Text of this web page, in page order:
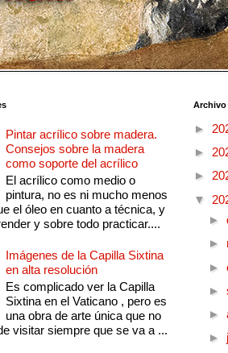
Pintar acrílico sobre madera.
Consejos sobre la madera
como soporte del acrílico
El acrílico como medio o
pintura, no es ni mucho menos
el óleo en cuanto a técnica, y
y sobre todo practicar....
Imágenes de la Capilla Sixtina
en alta resolución
Es complicado ver la Capilla
Sixtina en el Vaticano , pero es
una obra de arte única que no
visitar siempre que se va a ...
►
►
►
▼
►
►
►
►
►
►